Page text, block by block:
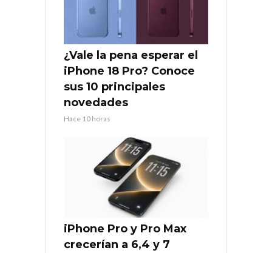
¿Vale la pena esperar el
iPhone 18 Pro? Conoce
sus 10 principales
novedades
Hace 10 horas
iPhone Pro y Pro Max
crecerían a 6,4 y 7